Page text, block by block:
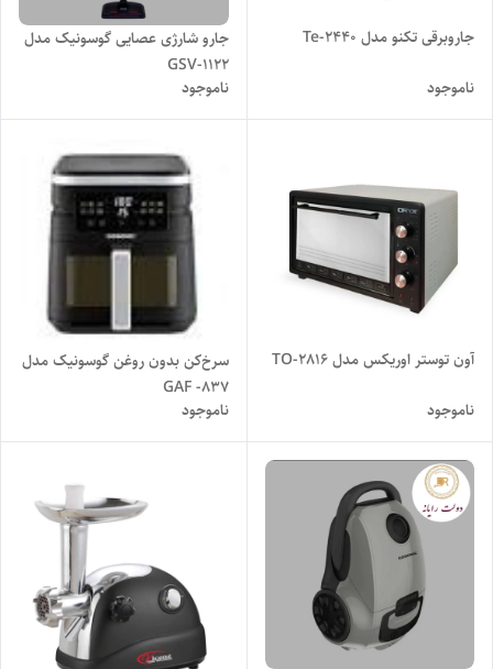
جاروبرقی تکنو مدل Te-2440
ناموجود
جارو شارژی عصایی گوسونیک مدل
GSV-1122
ناموجود
آون توستر اوریکس مدل TO-2816
ناموجود
سرخ‌کن بدون روغن گوسونیک مدل
GAF -837
ناموجود